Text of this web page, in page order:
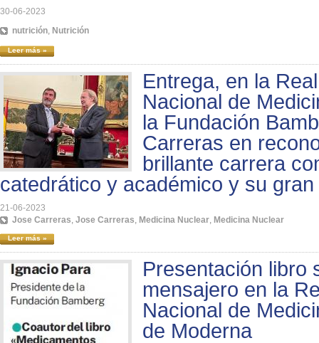
30-06-2023
nutrición Nutrición
Leer más »
Entrega, en la
Nacional de
la Fundación
Carreras en
brillante carrera
catedrático y académico y su
21-06-2023
Jose Carreras Jose Carreras Medicina Nuclear Medicina Nuclear
Leer más »
Presentación libro
mensajero en la
Nacional de
de Moderna